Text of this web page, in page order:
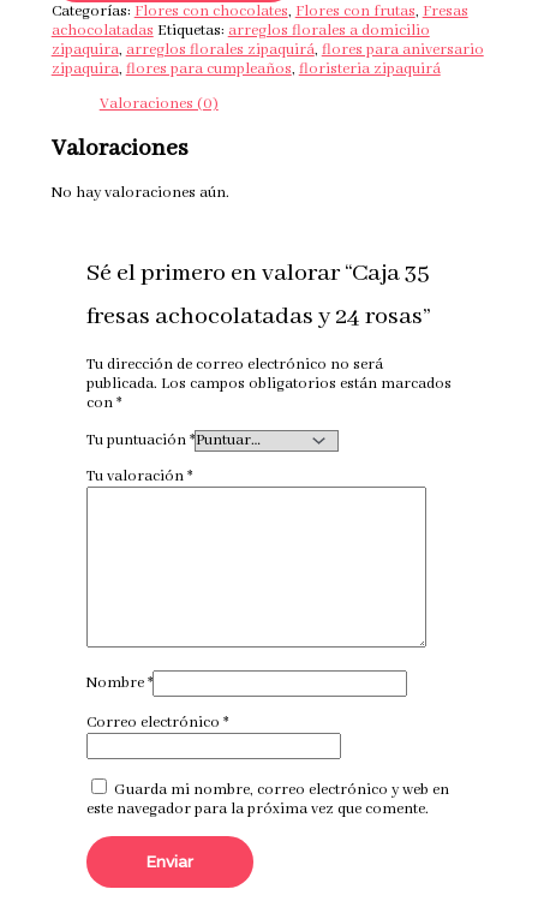
Categorías: Flores con chocolates, Flores con frutas, Fresas
achocolatadas Etiquetas: arreglos florales a domicilio
zipaquira, arreglos florales zipaquirá, flores para aniversario
zipaquira, flores para cumpleaños, floristeria zipaquirá
Valoraciones (0)
Valoraciones
No hay valoraciones aún.
Sé el primero en valorar “Caja 35
fresas achocolatadas y 24 rosas”
Tu dirección de correo electrónico no será
publicada. Los campos obligatorios están marcados
con*
Tu puntuación*
Tu valoración*
Nombre*
Correo electrónico *
Guarda mi nombre, correo electrónico y web en
este navegador para la próxima vez que comente.